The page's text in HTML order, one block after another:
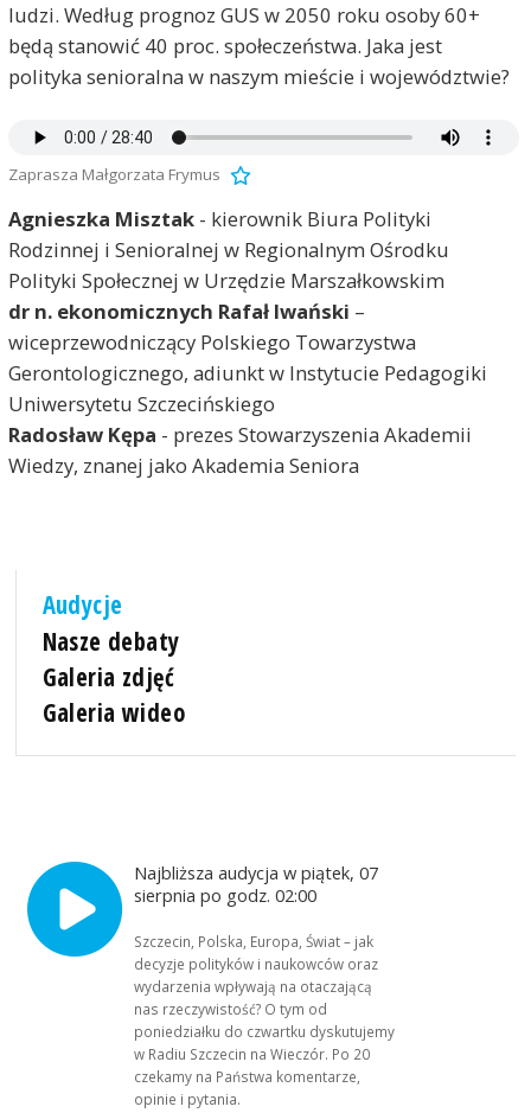
ludzi. Według prognoz GUS w 2050 roku osoby 60+
będą stanowić 40 proc. społeczeństwa. Jaka jest
polityka senioralna w naszym mieście i województwie?
Zaprasza Małgorzata Frymus
Agnieszka Misztak- kierownik Biura Polityki
Rodzinnej i Senioralnej w Regionalnym Ośrodku
Polityki Społecznej w Urzędzie Marszałkowskim
dr n. ekonomicznych Rafał Iwański –
wiceprzewodniczący Polskiego Towarzystwa
Gerontologicznego, adiunkt w Instytucie Pedagogiki
Uniwersytetu Szczecińskiego
Radosław Kępa - prezes Stowarzyszenia Akademii
Wiedzy, znanej jako Akademia Seniora
Audycje
Nasze debaty
Galeria zdjęć
Galeria wideo
Najbliższa audycja w piątek, 07
sierpnia po godz. 02:00
Szczecin, Polska, Europa, Świat – jak
decyzje polityków i naukowców oraz
wydarzenia wpływają na otaczającą
nas rzeczywistość? O tym od
poniedziałku do czwartku dyskutujemy
w Radiu Szczecin na Wieczór. Po 20
czekamy na Państwa komentarze,
opinie i pytania.